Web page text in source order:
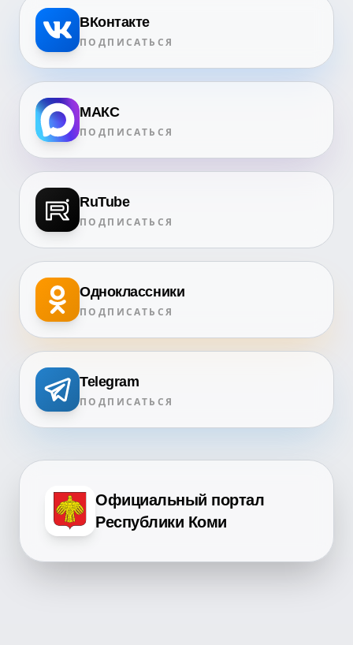
ВКонтакте
ПОДПИСАТЬСЯ
МАКС
ПОДПИСАТЬСЯ
RuTube
ПОДПИСАТЬСЯ
Одноклассники
ПОДПИСАТЬСЯ
Telegram
ПОДПИСАТЬСЯ
Официальный портал
Республики Коми